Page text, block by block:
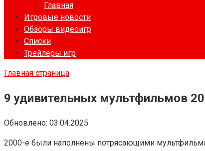
Главная
Игровые новости
Обзоры видеоигр
Списки
Трейлеры игр
Главная страница
9 удивительных мультфильмов
Обновлено: 03.04.2025
2000-е были наполнены потрясающими